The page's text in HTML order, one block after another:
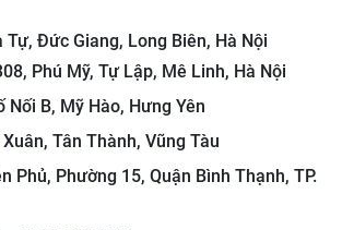
Tự, Đức Giang, Long Biên, Hà Nội
Phú Mỹ, Tự Lập, Mê Linh, Hà Nội
Nối B, Mỹ Hào, Hưng Yên
Xuân, Tân Thành, Vũng Tàu
Phủ, Phường 15, Quận Bình Thạnh, TP.